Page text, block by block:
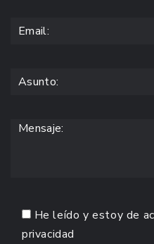
He leído y estoy de
privacidad